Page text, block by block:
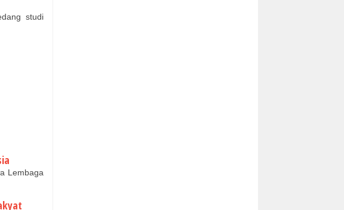
studi
Lembaga